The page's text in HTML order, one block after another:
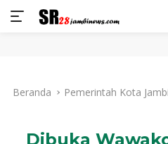
kontenBeranda Pemerintah Kota Jambi
Dibuka